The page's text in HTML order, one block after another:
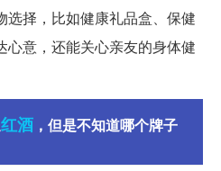
选择，比如健康礼品盒、保健
心意，还能关心亲友的身体健
红酒 ，但是不知道哪个牌子